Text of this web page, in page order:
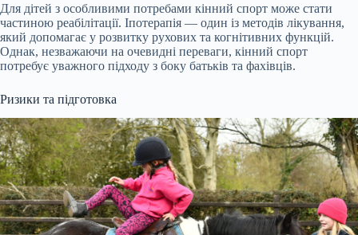
Для дітей з особливими потребами кінний спорт може стати
частиною реабілітації. Іпотерапія — один із методів лікування,
який допомагає у розвитку рухових та когнітивних функцій.
Однак, незважаючи на очевидні переваги, кінний спорт
потребує уважного підходу з боку батьків та фахівців.
Ризики та підготовка